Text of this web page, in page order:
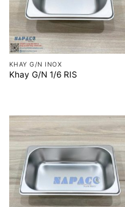
KHAY G/N INOX
Khay G/N 1/6 RIS